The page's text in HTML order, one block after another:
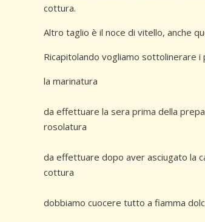
cottura.
Altro taglio è il noce di vitello, anche
Ricapitolando vogliamo sottolinerare i
la marinatura
da effettuare la sera prima della
rosolatura
da effettuare dopo aver asciugato la
cottura
dobbiamo cuocere tutto a fiamma